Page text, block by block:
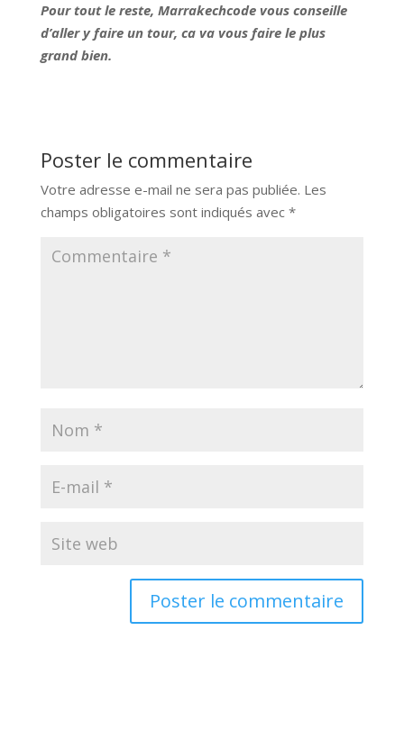
Pour tout le reste, Marrakechcode vous conseille
d’aller y faire un tour, ca va vous faire le plus
grand bien.
Poster le commentaire
Votre adresse e-mail ne sera pas publiée. Les
champs obligatoires sont indiqués avec *